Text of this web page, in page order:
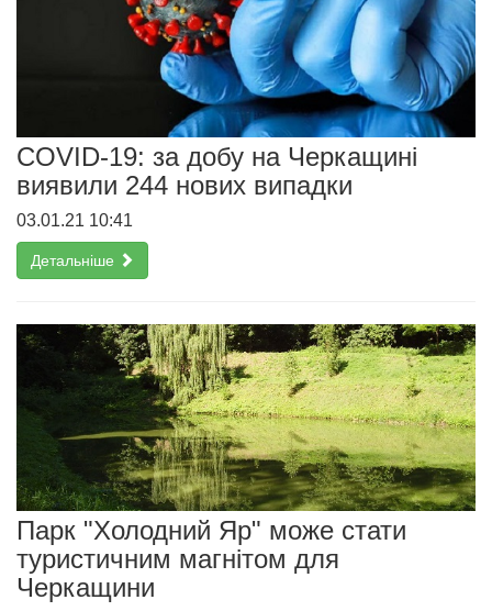
COVID-19: за добу на Черкащині
виявили 244 нових випадки
03.01.21 10:41
Детальніше
Парк "Холодний Яр" може стати
туристичним магнітом для
Черкащини